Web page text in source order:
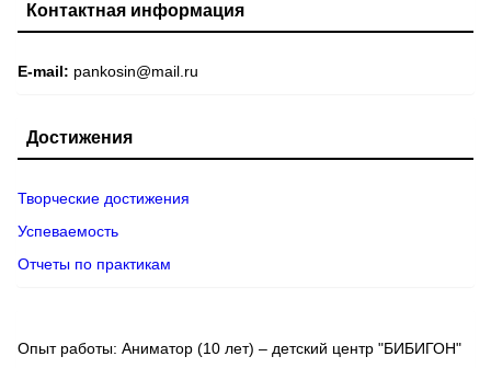
Контактная информация
E-mail: pankosin@mail.ru
Достижения
Творческие достижения
Успеваемость
Отчеты по практикам
Опыт работы: Аниматор (10 лет) – детский центр "БИБИГОН"